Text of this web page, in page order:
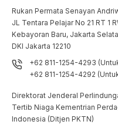
Rukan Permata Senayan
JL Tentara Pelajar No 21 RT 1
Kebayoran Baru, Jakarta
DKI Jakarta 12210
+62 811-1254-4293
+62 811-1254-4292
Direktorat Jenderal
Tertib Niaga Kementrian
Indonesia (Ditjen PKTN)